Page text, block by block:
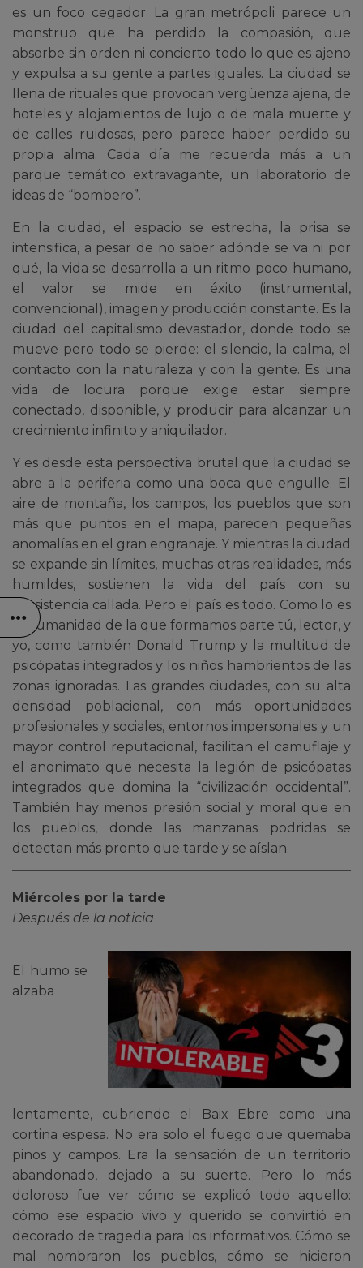
es un foco cegador. La gran metrópoli parece un
monstruo que ha perdido la compasión, que
absorbe sin orden ni concierto todo lo que es ajeno
y expulsa a su gente a partes iguales. La ciudad se
llena de rituales que provocan vergüenza ajena, de
hoteles y alojamientos de lujo o de mala muerte y
de calles ruidosas, pero parece haber perdido su
propia alma. Cada día me recuerda más a un
parque temático extravagante, un laboratorio de
ideas de “bombero”.
En la ciudad, el espacio se estrecha, la prisa se
intensifica, a pesar de no saber adónde se va ni por
qué, la vida se desarrolla a un ritmo poco humano,
el valor se mide en éxito (instrumental,
convencional), imagen y producción constante. Es la
ciudad del capitalismo devastador, donde todo se
mueve pero todo se pierde: el silencio, la calma, el
contacto con la naturaleza y con la gente. Es una
vida de locura porque exige estar siempre
conectado, disponible, y producir para alcanzar un
crecimiento infinito y aniquilador.
Y es desde esta perspectiva brutal que la ciudad se
abre a la periferia como una boca que engulle. El
aire de montaña, los campos, los pueblos que son
más que puntos en el mapa, parecen pequeñas
anomalías en el gran engranaje. Y mientras la ciudad
se expande sin límites, muchas otras realidades, más
humildes, sostienen la vida del país con su
persistencia callada. Pero el país es todo. Como lo es
la humanidad de la que formamos parte tú, lector, y
yo, como también Donald Trump y la multitud de
psicópatas integrados y los niños hambrientos de las
zonas ignoradas. Las grandes ciudades, con su alta
densidad poblacional, con más oportunidades
profesionales y sociales, entornos impersonales y un
mayor control reputacional, facilitan el camuflaje y
el anonimato que necesita la legión de psicópatas
integrados que domina la “civilización occidental”.
También hay menos presión social y moral que en
los pueblos, donde las manzanas podridas se
detectan más pronto que tarde y se aíslan.
Miércoles por la tarde
Después de la noticia
El humo se
alzaba
lentamente, cubriendo el Baix Ebre como una
cortina espesa. No era solo el fuego que quemaba
pinos y campos. Era la sensación de un territorio
abandonado, dejado a su suerte. Pero lo más
doloroso fue ver cómo se explicó todo aquello:
cómo ese espacio vivo y querido se convirtió en
decorado de tragedia para los informativos. Cómo se
mal nombraron los pueblos, cómo se hicieron